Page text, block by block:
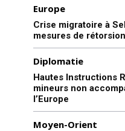
Europe
Crise migratoire à
mesures de
Diplomatie
Hautes Instructions
mineurs non
l’Europe
Moyen-Orient